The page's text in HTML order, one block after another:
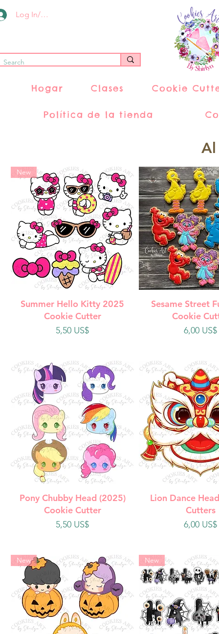
Log In/Register
Hogar Clases Cookie
Política de la tienda
Al
Vista rápida
New
Summer Hello Kitty 2025
Cookie Cutter
Precio
5,50 US$
Vista
Sesame Street
Cookie
Precio
6,00 US$
Vista rápida
Pony Chubby Head (2025)
Cookie Cutter
Precio
5,50 US$
Vista
Lion Dance
Cutters
Precio
6,00 US$
New New